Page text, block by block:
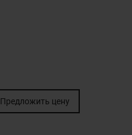
Предложить цену